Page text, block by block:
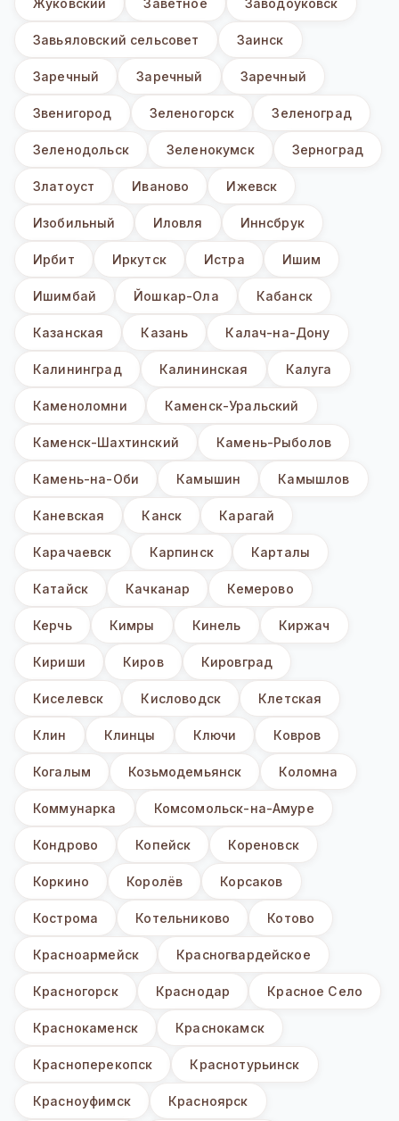
Жуковский Заветное Заводоуковск
Завьяловский сельсовет Заинск
Заречный Заречный Заречный
Звенигород Зеленогорск Зеленоград
Зеленодольск Зеленокумск Зерноград
Златоуст Иваново Ижевск
Изобильный Иловля Иннсбрук
Ирбит Иркутск Истра Ишим
Ишимбай Йошкар-Ола Кабанск
Казанская Казань Калач-на-Дону
Калининград Калининская Калуга
Каменоломни Каменск-Уральский
Каменск-Шахтинский Камень-Рыболов
Камень-на-Оби Камышин Камышлов
Каневская Канск Карагай
Карачаевск Карпинск Карталы
Катайск Качканар Кемерово
Керчь Кимры Кинель Киржач
Кириши Киров Кировград
Киселевск Кисловодск Клетская
Клин Клинцы Ключи Ковров
Когалым Козьмодемьянск Коломна
Коммунарка Комсомольск-на-Амуре
Кондрово Копейск Кореновск
Коркино Королёв Корсаков
Кострома Котельниково Котово
Красноармейск Красногвардейское
Красногорск Краснодар Красное Село
Краснокаменск Краснокамск
Красноперекопск Краснотурьинск
Красноуфимск Красноярск